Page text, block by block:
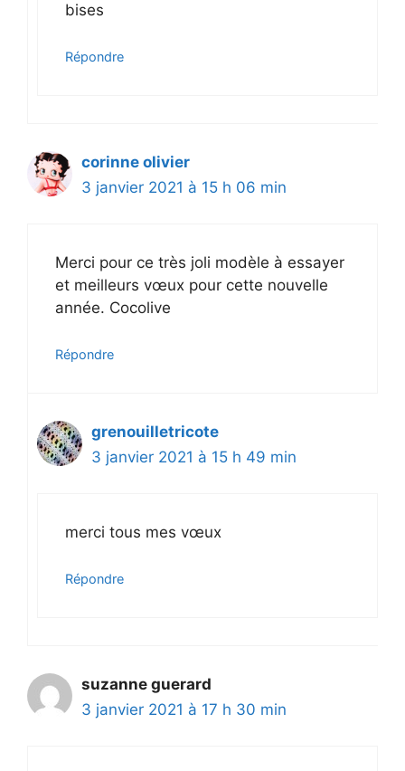
bises
Répondre
corinne olivier
3 janvier 2021 à 15 h 06 min
Merci pour ce très joli modèle à essayer
et meilleurs vœux pour cette nouvelle
année. Cocolive
Répondre
grenouilletricote
3 janvier 2021 à 15 h 49 min
merci tous mes vœux
Répondre
suzanne guerard
3 janvier 2021 à 17 h 30 min